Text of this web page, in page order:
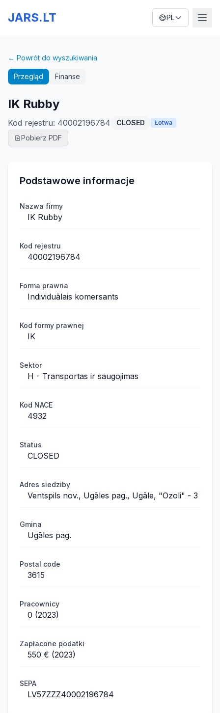
JARS.LT PL
← Powrót do wyszukiwania
Przegląd Finanse
IK Rubby
Kod rejestru: 40002196784 CLOSED Łotwa
Pobierz PDF
Podstawowe informacje
Nazwa firmy
IK Rubby
Kod rejestru
40002196784
Forma prawna
Individuālais komersants
Kod formy prawnej
IK
Sektor
H - Transportas ir saugojimas
Kod NACE
4932
Status
CLOSED
Adres siedziby
Ventspils nov., Ugāles pag., Ugāle, "Ozoli" - 3
Gmina
Ugāles pag.
Postal code
3615
Pracownicy
0 (2023)
Zapłacone podatki
550 € (2023)
SEPA
LV57ZZZ40002196784